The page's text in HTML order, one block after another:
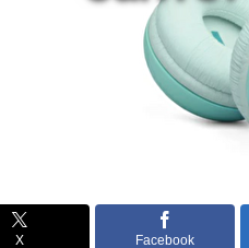
X Facebook